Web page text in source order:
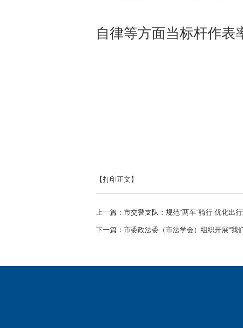
自律等方面当标杆作表
【打印正文】
上一篇： 市交警支队：规范“两车”骑行 优化出
下一篇： 市委政法委（市法学会）组织开展“我